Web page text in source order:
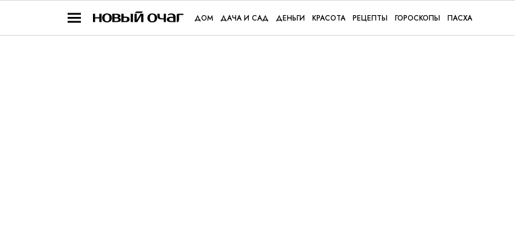
ДОМ ДАЧА И САД ДЕНЬГИ КРАСОТА РЕЦЕПТЫ ГОРОСКОПЫ ПАСХА